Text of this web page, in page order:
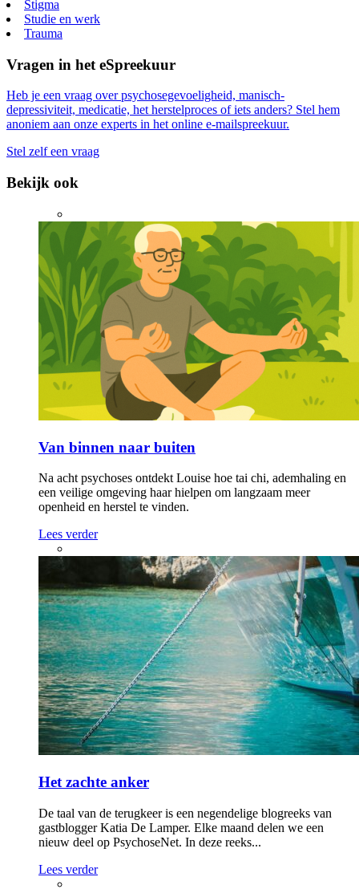
Stigma
Studie en werk
Trauma
Vragen in het eSpreekuur
Heb je een vraag over psychosegevoeligheid, manisch-
depressiviteit, medicatie, het herstelproces of iets anders? Stel hem
anoniem aan onze experts in het online e-mailspreekuur.
Stel zelf een vraag
Bekijk ook
Van binnen naar buiten
Na acht psychoses ontdekt Louise hoe tai chi, ademhaling en
een veilige omgeving haar hielpen om langzaam meer
openheid en herstel te vinden.
Lees verder
Het zachte anker
De taal van de terugkeer is een negendelige blogreeks van
gastblogger Katia De Lamper. Elke maand delen we een
nieuw deel op PsychoseNet. In deze reeks...
Lees verder